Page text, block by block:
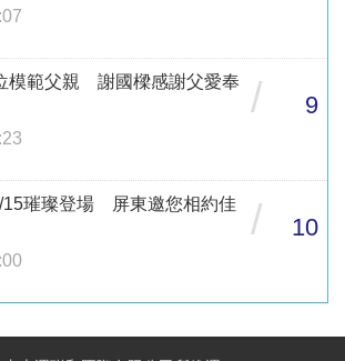
模範父親 謝國樑感謝父愛奉
/ 9
15璀璨登場 屏東邀您相約佳
/ 10